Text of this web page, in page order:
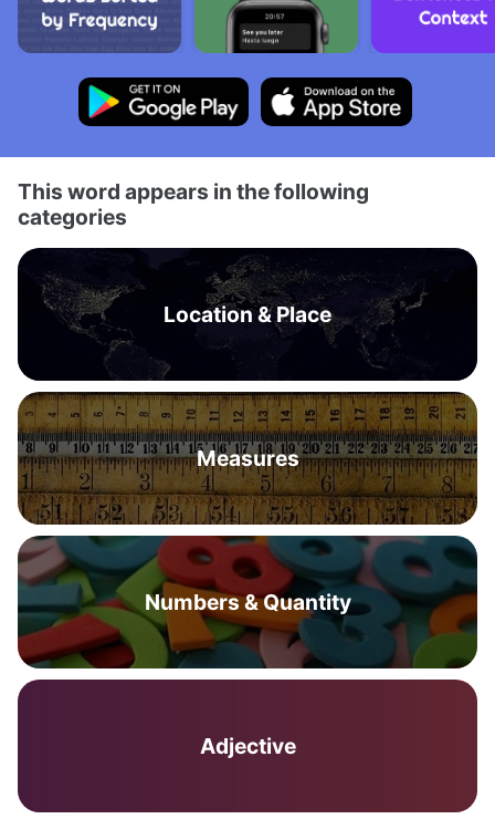
This word appears in the following
categories
Location & Place
Measures
Numbers & Quantity
Adjective